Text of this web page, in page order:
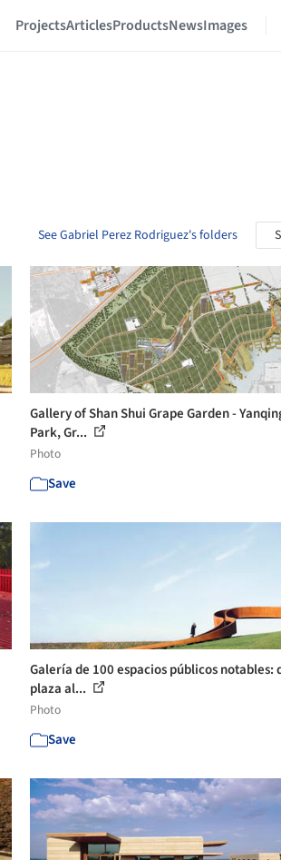
ProjectsArticlesProductsNewsImages
See Gabriel Perez Rodriguez's folders
Gallery of Shan Shui Grape Garden -
Park, Gr...
Photo
Save
Galería de 100 espacios públicos notables:
plaza al...
Photo
Save